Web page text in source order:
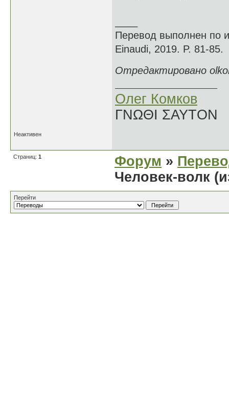
Перевод выполнен по
Einaudi, 2019. P. 81-85.
Отредактировано
Олег Комков
ΓΝΩΘΙ ΣΑΥΤΟΝ
Неактивен
Страниц: 1 Форум »
Человек-волк
Перейти